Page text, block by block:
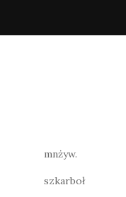
mnżyw.
szkarboł